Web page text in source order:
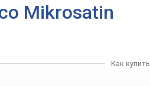
Mikrosatin
Как купить